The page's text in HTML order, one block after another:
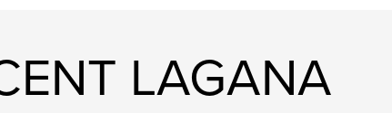
LAGANA